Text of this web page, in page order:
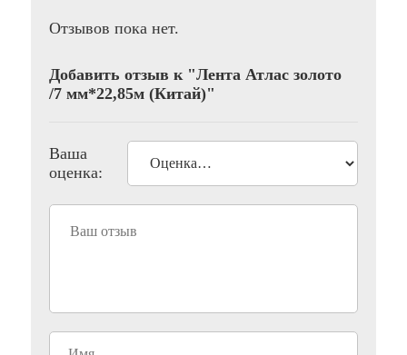
Отзывов пока нет.
Добавить отзыв к "Лента Атлас золото
/7 мм*22,85м (Китай)"
Ваша
оценка: